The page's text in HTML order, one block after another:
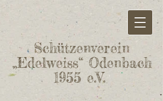
Schützenverein
„Edelweiss“ Odenbach
1955 e.V.